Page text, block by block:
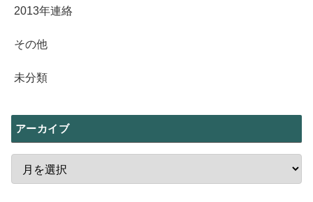
2013年連絡
その他
未分類
アーカイブ